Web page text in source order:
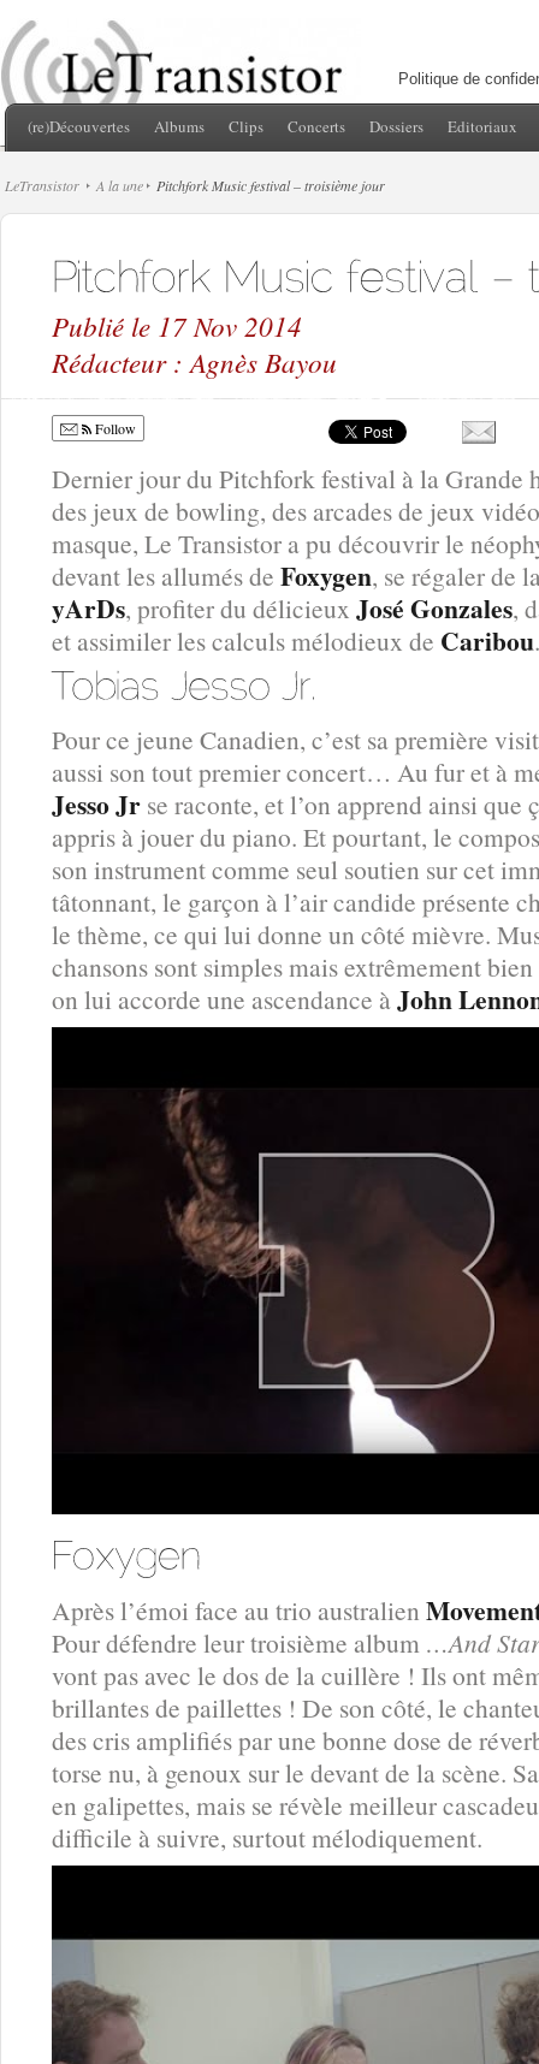
Politique de
(re)Découvertes Albums Clips Concerts Dossiers Editoriaux
LeTransistor A la une Pitchfork Music festival – troisième jour
Publié le 17 Nov 2014
Rédacteur : Agnès Bayou
Follow
Dernier jour du Pitchfork festival à la
des jeux de bowling, des arcades de jeux
masque, Le Transistor a pu découvrir le
devant les allumés de Foxygen, se régaler de
yArDs, profiter du délicieux José Gonzales,
et assimiler les calculs mélodieux de Caribou.
Pour ce jeune Canadien, c’est sa première
aussi son tout premier concert… Au fur et à
Jesso Jr se raconte, et l’on apprend ainsi que
appris à jouer du piano. Et pourtant, le
son instrument comme seul soutien sur cet
tâtonnant, le garçon à l’air candide présente
le thème, ce qui lui donne un côté mièvre.
chansons sont simples mais extrêmement
on lui accorde une ascendance àJohn
Après l’émoi face au trio australien
Pour défendre leur troisième album …And
vont pas avec le dos de la cuillère ! Ils ont
brillantes de paillettes ! De son côté, le
des cris amplifiés par une bonne dose de
torse nu, à genoux sur le devant de la scène.
en galipettes, mais se révèle meilleur
difficile à suivre, surtout mélodiquement.